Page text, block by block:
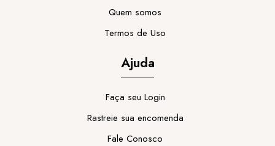
Quem somos
Termos de Uso
Ajuda
Faça seu Login
Rastreie sua encomenda
Fale Conosco